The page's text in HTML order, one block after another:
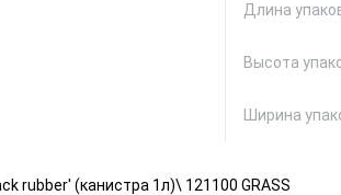
Длина
Высота
Ширина
rubber' (канистра 1л)\ 121100 GRASS